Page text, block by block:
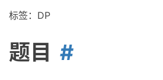
标签：DP
题目